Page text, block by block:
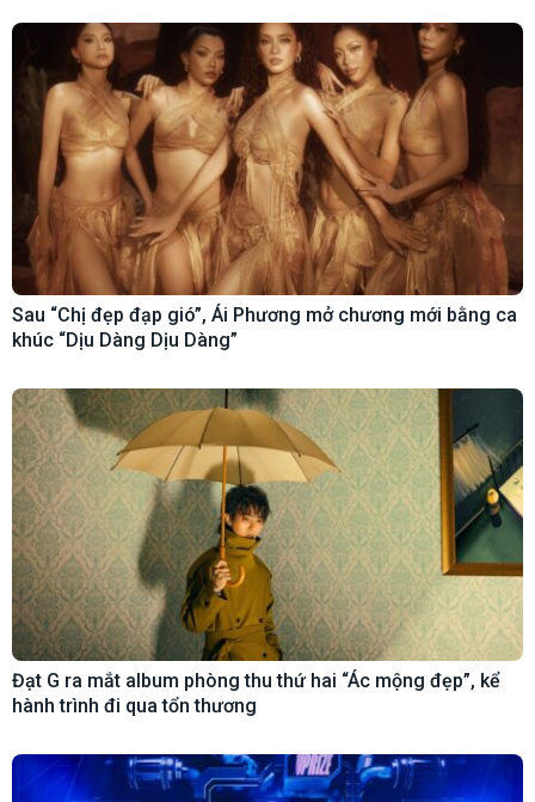
Sau “Chị đẹp đạp gió”, Ái Phương mở chương mới bằng ca
khúc “Dịu Dàng Dịu Dàng”
Đạt G ra mắt album phòng thu thứ hai “Ác mộng đẹp”, kể
hành trình đi qua tổn thương